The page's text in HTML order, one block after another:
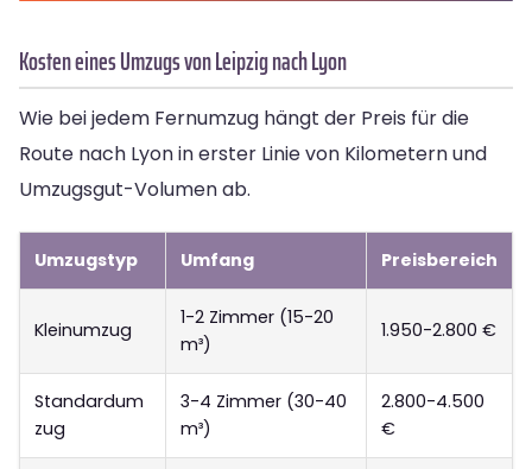
Kosten eines Umzugs von Leipzig nach Lyon
Wie bei jedem Fernumzug hängt der Preis für die
Route nach Lyon in erster Linie von Kilometern und
Umzugsgut-Volumen ab.
Umzugstyp Umfang Preisbereich
Kleinumzug
1-2 Zimmer (15-20
m³)
1.950-2.800 €
Standardum
zug
3-4 Zimmer (30-40
m³)
2.800-4.500
€